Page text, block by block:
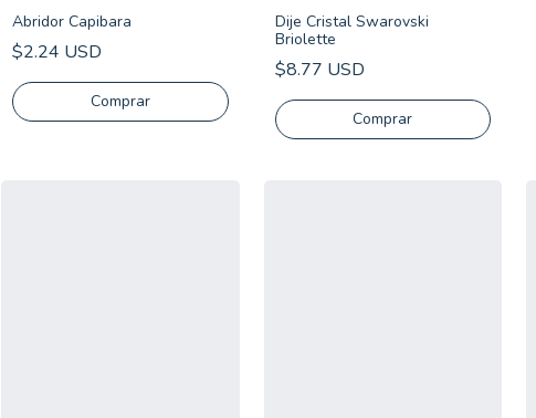
Abridor Capibara
$2.24 USD
Dije Cristal Swarovski
Briolette
$8.77 USD